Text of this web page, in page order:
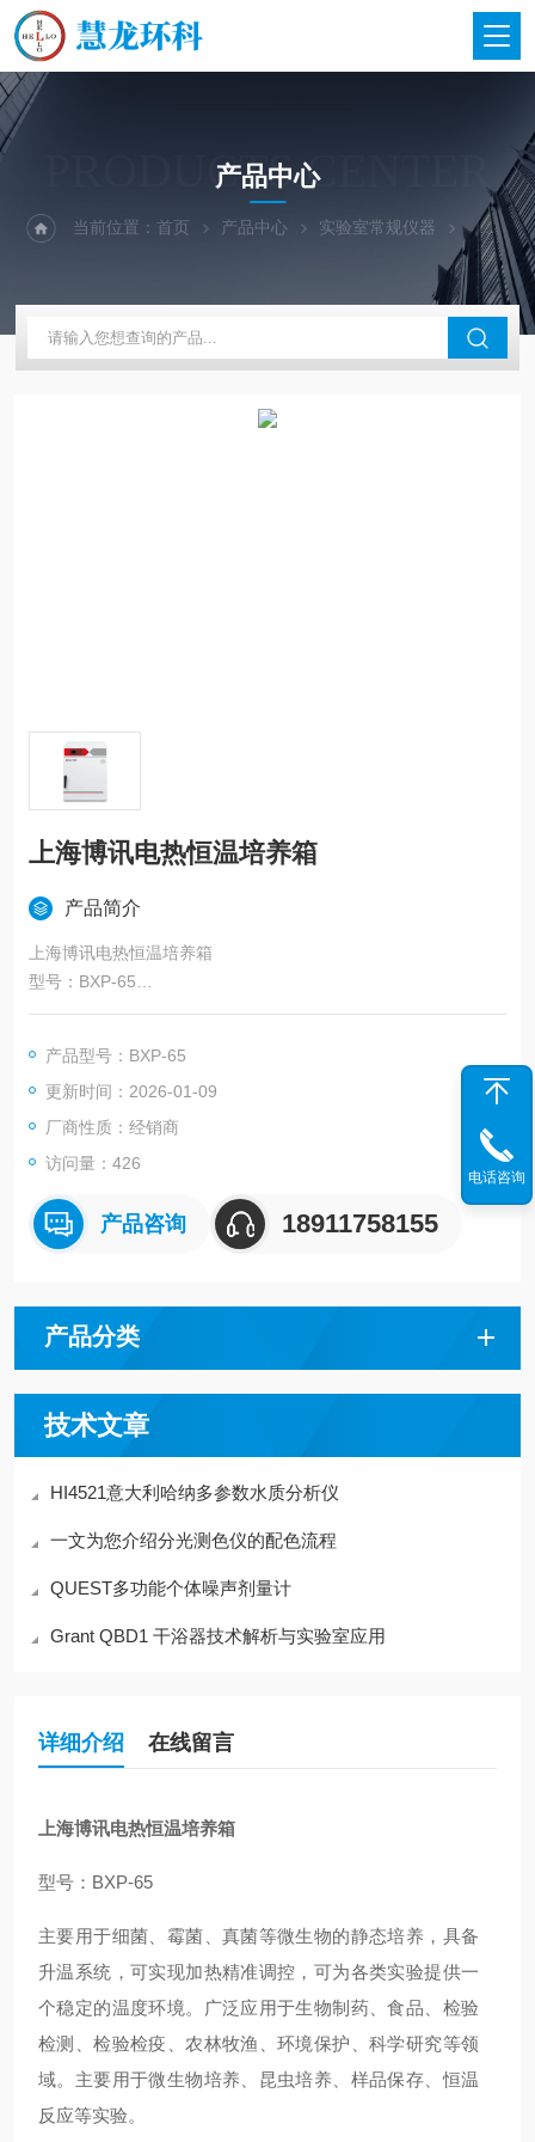
PRODUCTS CENTER
产品中心
当前位置：首页 产品中心 实验室常规仪器 上海博迅
上海博讯电热恒温培养箱
产品简介
上海博讯电热恒温培养箱
型号：BXP-65
主要用于细菌、霉菌、真菌等微生物的静态培养，具备升温系
境。广泛应用于生物制药、食品、检验检测、检验检疫、农林牧
渔、环境保护、科学研究等领域。主要用于微生物培养、昆虫培
养、样品保存、恒温反应等实验。
产品型号：BXP-65
更新时间：2026-01-09
厂商性质：经销商
访问量：426
产品咨询 18911758155
产品分类
技术文章
HI4521意大利哈纳多参数水质分析仪
一文为您介绍分光测色仪的配色流程
QUEST多功能个体噪声剂量计
Grant QBD1 干浴器技术解析与实验室应用
详细介绍 在线留言
上海博讯电热恒温培养箱
型号：BXP-65
主要用于细菌、霉菌、真菌等微生物的静态培养，具备
升温系统，可实现加热精准调控，可为各类实验提供一
个稳定的温度环境。广泛应用于生物制药、食品、检验
检测、检验检疫、农林牧渔、环境保护、科学研究等领
域。主要用于微生物培养、昆虫培养、样品保存、恒温
反应等实验。
电话咨询